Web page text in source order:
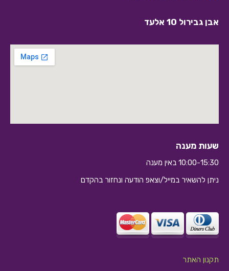
אבן גבירול 10 אלעד
שעות מענה
10:00-15:30 באין מענה
ניתן להשאיר במייל/וצאפ הודעה ונחזור בהקדם
תקנון האתר